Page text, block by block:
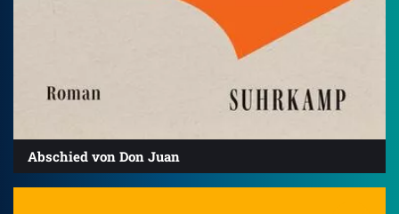
Abschied von Don Juan